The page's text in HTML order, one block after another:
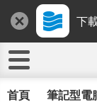
下
首頁 筆記型電